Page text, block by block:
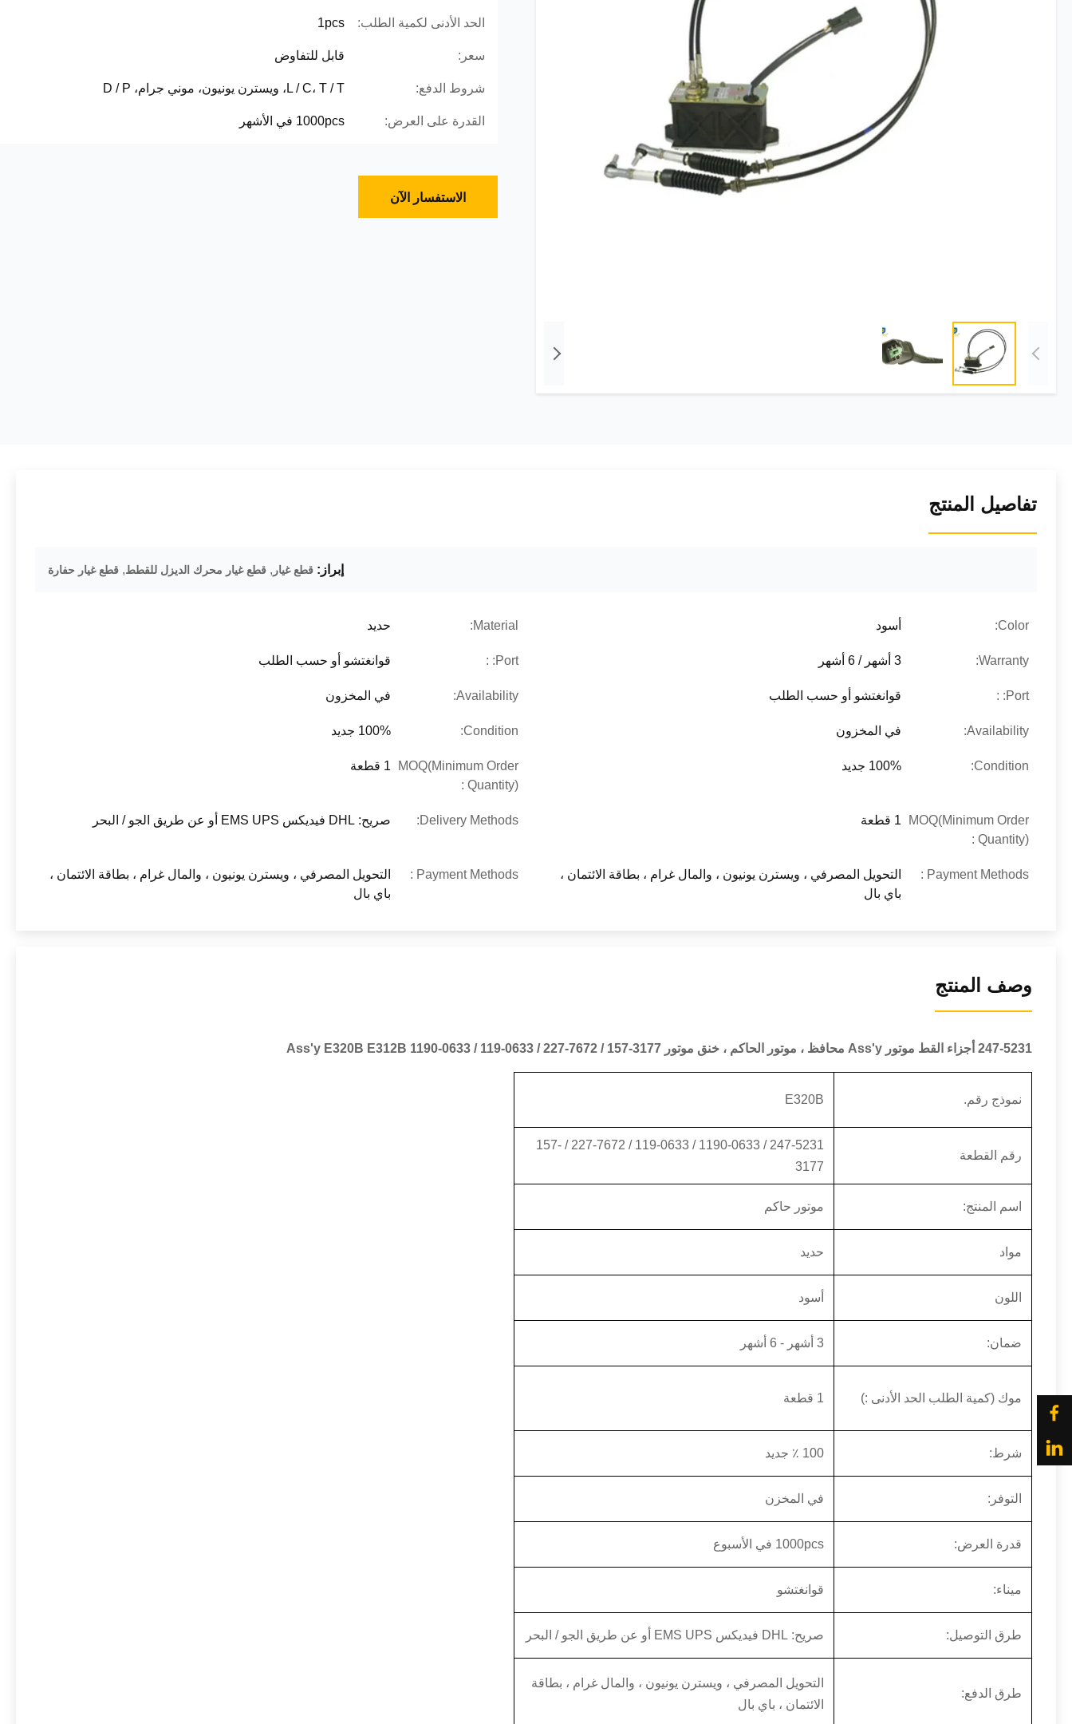
الحد الأدنى لكمية الطلب: 1pcs
سعر: قابل للتفاوض
شروط الدفع: L / C، T / T، ويسترن يونيون، موني جرام، D / P
القدرة على العرض: 1000pcs في الأشهر
الاستفسار الآن
تفاصيل المنتج
إبراز: قطع غيار , قطع غيار محرك الديزل للقطط, قطع غيار حفارة
Color: أسود Material: حديد
Warranty: 3 أشهر / 6 أشهر Port: : قوانغتشو أو حسب الطلب
Port: : قوانغتشو أو حسب الطلب Availability: في المخزون
Availability: في المخزون Condition: 100% جديد
Condition: 100% جديد
MOQ(Minimum Order
Quantity) :
1 قطعة
MOQ(Minimum Order
Quantity) :
1 قطعة Delivery Methods: صريح: DHL فيديكس EMS UPS أو عن طريق الجو / البحر
Payment Methods :
التحويل المصرفي ، ويسترن يونيون ، والمال غرام ، بطاقة الائتمان ،
باي بال
Payment Methods :
التحويل المصرفي ، ويسترن يونيون ، والمال غرام ، بطاقة الائتمان ،
باي بال
وصف المنتج
247-5231 أجزاء القط موتور Ass'y محافظ ، موتور الحاكم ، خنق موتور Ass'y E320B E312B 1190-0633 / 119-0633 / 227-7672 / 157-3177
نموذج رقم. E320B
رقم القطعة
247-5231 / 1190-0633 / 119-0633 / 227-7672 / 157-
3177
اسم المنتج: موتور حاكم
مواد حديد
اللون أسود
ضمان: 3 أشهر - 6 أشهر
موك (كمية الطلب الحد الأدنى :) 1 قطعة
شرط: 100 ٪ جديد
التوفر: في المخزن
قدرة العرض: 1000pcs في الأسبوع
ميناء: قوانغتشو
طرق التوصيل: صريح: DHL فيديكس EMS UPS أو عن طريق الجو / البحر
طرق الدفع:
التحويل المصرفي ، ويسترن يونيون ، والمال غرام ، بطاقة
الائتمان ، باي بال